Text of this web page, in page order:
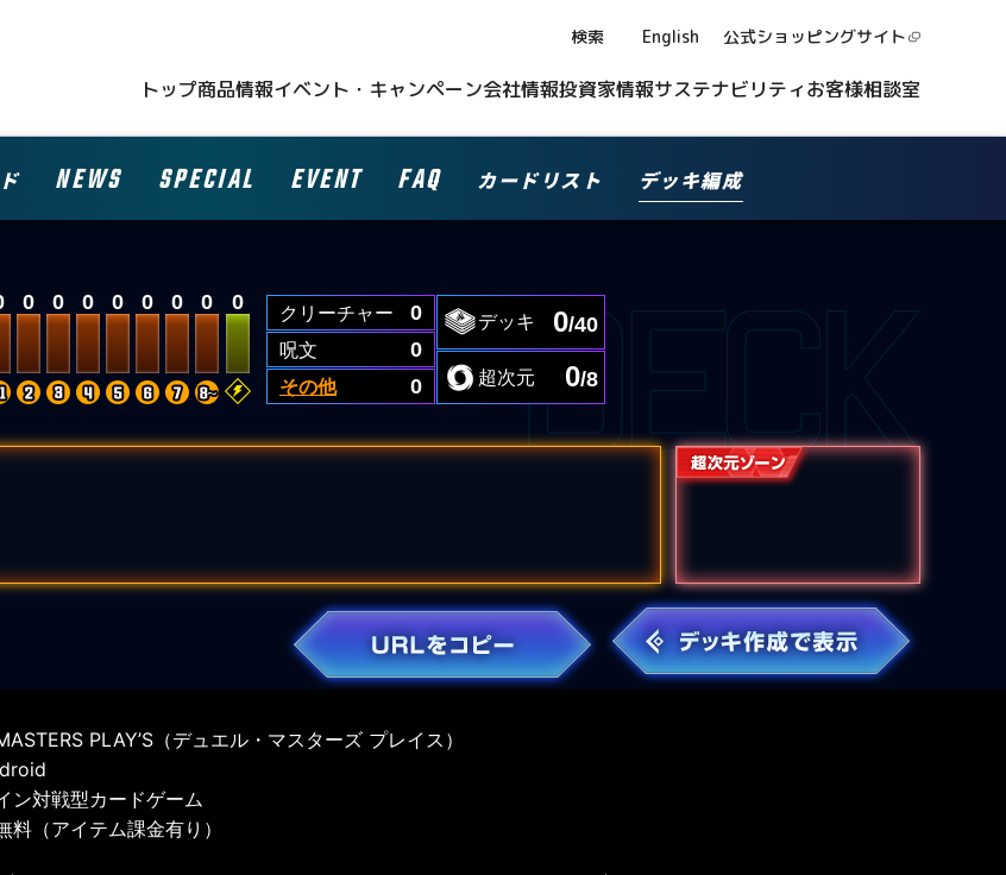
検索 English 公式ショッピングサイト
トップ商品情報イベント・キャンペーン会社情報投資家情報サステナビリティお客様相談室
NEWS SPECIAL EVENT FAQ カードリスト デッキ編成
0 0 0 0 0 0 0 0 クリーチャー
0
呪文
0
その他
0
デッキ 0/40
超次元 0/8
PLAY’S（デュエル・マスターズ プレイス）
ン対戦型カードゲーム
料（アイテム課金有り）